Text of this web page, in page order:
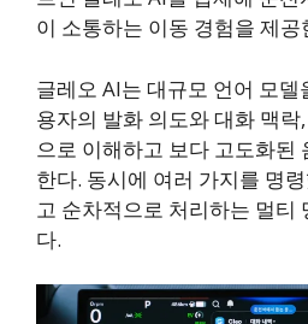
이 소통하는 이동 경험을 제
글레오 AI는 대규모 언어 모
용자의 발화 의도와 대화 맥
으로 이해하고 보다 고도화된
한다. 동시에 여러 가지를 명
고 순차적으로 처리하는 멀티
다.